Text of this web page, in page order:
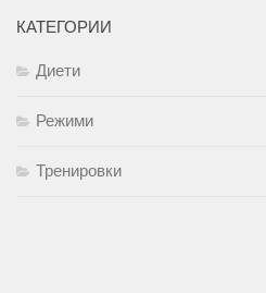
КАТЕГОРИИ
Диети
Режими
Тренировки